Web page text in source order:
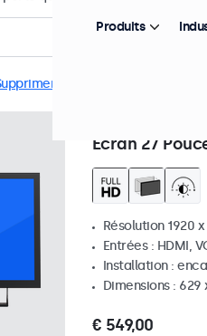
tous les filtres
Écran 27
Résolution 1920
Entrées : HDMI,
Installation :
Dimensions : 629
€ 549,00
Produits